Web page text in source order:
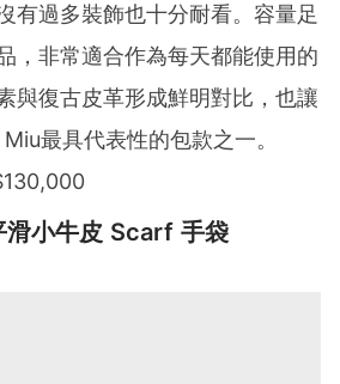
有過多裝飾也十分耐看。容量足
，非常適合作為每天都能使用的
與復古皮革形成鮮明對比，也讓
最具代表性的包款之一。
滑小牛皮 Scarf 手袋